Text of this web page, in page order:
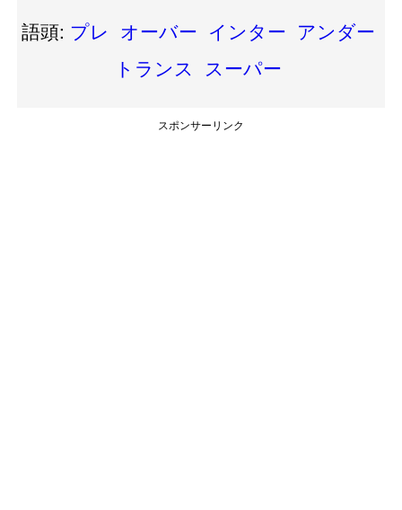
語頭: プレ オーバー インター アンダー
トランス
スーパー
スポンサーリンク